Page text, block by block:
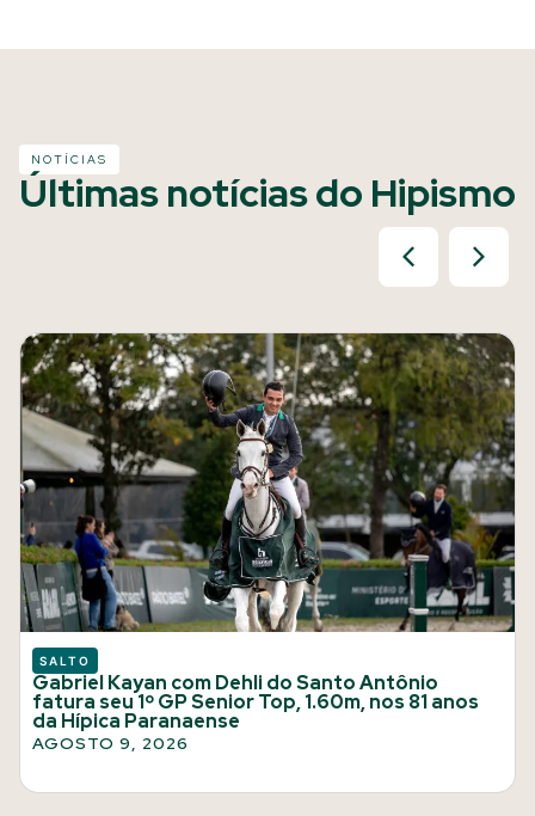
NOTÍCIAS
Últimas notícias do Hipismo
SALTO
Gabriel Kayan com Dehli do Santo Antônio
fatura seu 1º GP Senior Top, 1.60m, nos 81 anos
da Hípica Paranaense
AGOSTO 9, 2026